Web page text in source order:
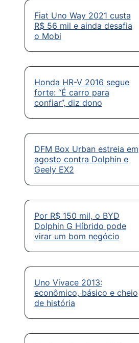
Fiat Uno Way 2021 custa
R$ 56 mil e ainda desafia
o Mobi
Honda HR-V 2016 segue
forte: “É carro para
confiar”, diz dono
DFM Box Urban estreia em
agosto contra Dolphin e
Geely EX2
Por R$ 150 mil, o BYD
Dolphin G Híbrido pode
virar um bom negócio
Uno Vivace 2013:
econômico, básico e cheio
de história